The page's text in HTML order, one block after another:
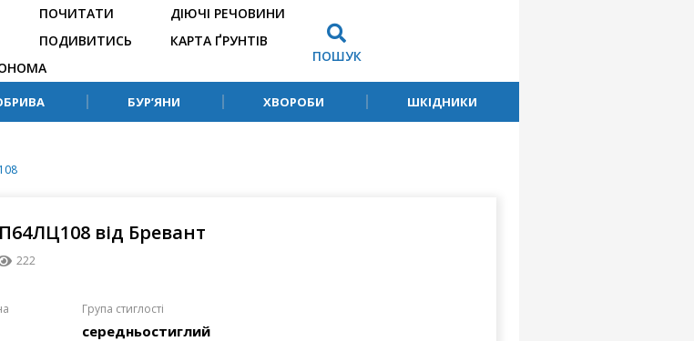
ПОЧИТАТИ
ПОДИВИТИСЬ
ДІЮЧІ РЕЧОВИНИ
КАРТА ҐРУНТІВ
ПОШУК
БУР’ЯНИ ХВОРОБИ ШКІДНИКИ
від Бревант
222
Група стиглості
середньостиглий